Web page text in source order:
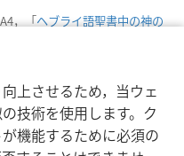
上させるため，当ウェ
技術を使用します。ク
機能するために必須の
，「ヘブライ語聖書中の神の
524ページをご覧くださ